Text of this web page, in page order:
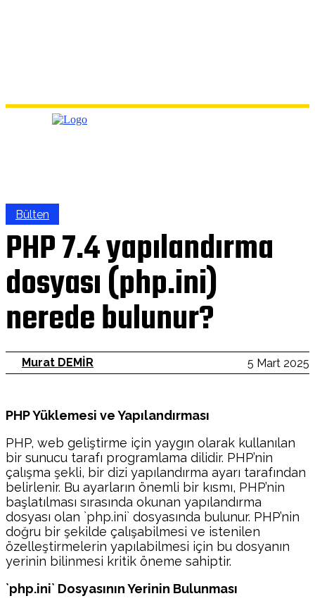
Bülten
PHP 7.4 yapılandırma
dosyası (php.ini)
nerede bulunur?
5 Mart 2025
Murat DEMİR
PHP Yüklemesi ve Yapılandırması
PHP, web geliştirme için yaygın olarak kullanılan
bir sunucu tarafı programlama dilidir. PHP’nin
çalışma şekli, bir dizi yapılandırma ayarı tarafından
belirlenir. Bu ayarların önemli bir kısmı, PHP’nin
başlatılması sırasında okunan yapılandırma
dosyası olan `php.ini` dosyasında bulunur. PHP’nin
doğru bir şekilde çalışabilmesi ve istenilen
özelleştirmelerin yapılabilmesi için bu dosyanın
yerinin bilinmesi kritik öneme sahiptir.
`php.ini` Dosyasının Yerinin Bulunması